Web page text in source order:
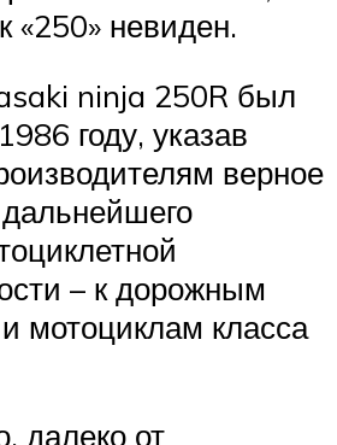
«250» невиден.
ninja 250R был
году, указав
верное
– к дорожным
мотоциклам класса
далеко от